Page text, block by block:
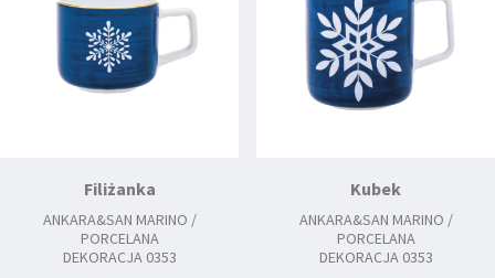
Filiżanka
ANKARA&SAN MARINO /
PORCELANA
DEKORACJA 0353
Kubek
ANKARA&SAN MARINO /
PORCELANA
DEKORACJA 0353